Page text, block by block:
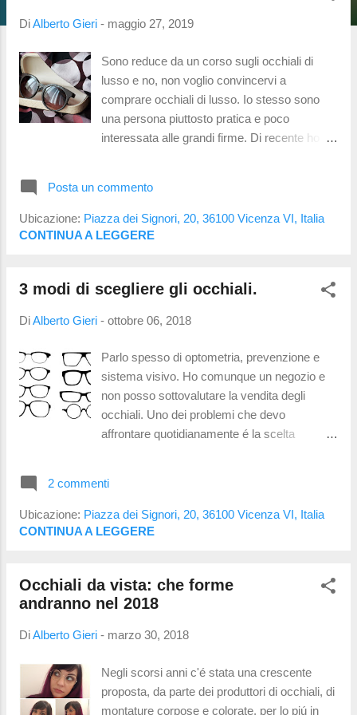
DiAlberto Gieri - maggio 27, 2019
Sono reduce da un corso sugli occhiali di
lusso e no, non voglio convincervi a
comprare occhiali di lusso. Io stesso sono
una persona piuttosto pratica e poco
interessata alle grandi firme. Di recente ho
che vediamo quando conosciamo una
persona. Vorrei sottolineare il termine
"conosciamo" perché non si tratta del
cosa osservate? Qualche maschietto
piú osserviamo é in realtá il viso.
del volto: occhi, bocca, naso e orecchie.
Ecco che quello che portiamo sul viso
diventa importantissimo, puó mostrare cio
che siamo ed i valori che sposiamo. Mi
capita spesso di intuire parte del carattere
osservando gli occhiali che hanno scelto di
Posta un commento
Ubicazione: Piazza dei Signori, 20, 36100 Vicenza VI, Italia
CONTINUA A LEGGERE
3 modi di scegliere gli occhiali.
DiAlberto Gieri - ottobre 06, 2018
Parlo spesso di optometria, prevenzione e
sistema visivo. Ho comunque un negozio e
non posso sottovalutare la vendita degli
occhiali. Uno dei problemi che devo
affrontare quotidianamente é la scelta
(escludendo quindi le parti puramente
tecniche ed economiche) ho voluto isolare
ben 3 linee di pensiero utili per scegliere un
designer. Non sempre corrispondono a scelte
pratiche o che stanno bene a tutti.
dell'offerta nei negozi... la quale spesso
da parte degli utenti. Chi sceglie
principalmente questa strada per la scelta di
2 commenti
Ubicazione: Piazza dei Signori, 20, 36100 Vicenza VI, Italia
CONTINUA A LEGGERE
Occhiali da vista: che forme
andranno nel 2018
DiAlberto Gieri - marzo 30, 2018
Negli scorsi anni c'é stata una crescente
proposta, da parte dei produttori di occhiali, di
montature corpose e colorate, per lo piú in